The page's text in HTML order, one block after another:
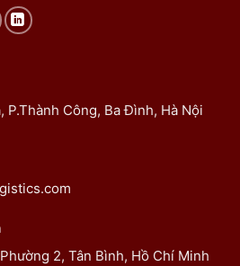
P.Thành Công, Ba Đình, Hà Nội
2, Tân Bình, Hồ Chí Minh